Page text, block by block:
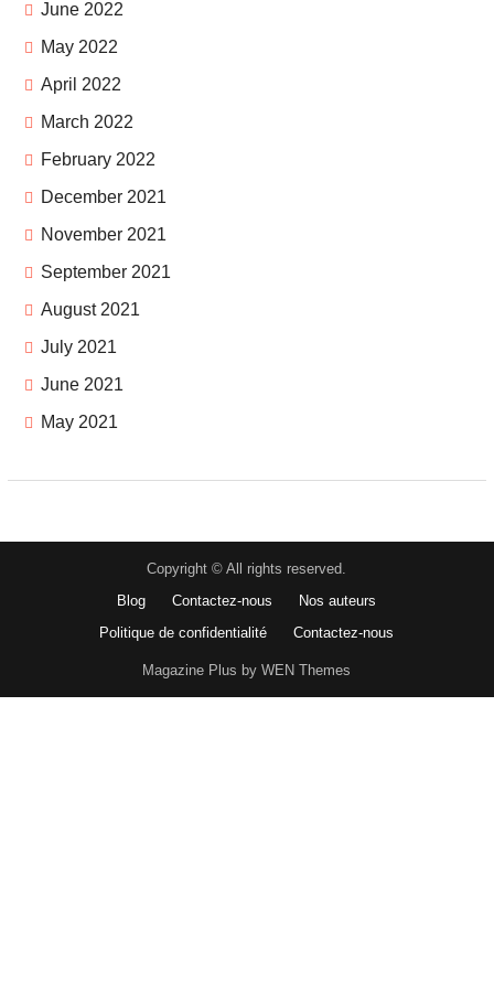
June 2022
May 2022
April 2022
March 2022
February 2022
December 2021
November 2021
September 2021
August 2021
July 2021
June 2021
May 2021
Copyright © All rights reserved.
Blog
Contactez-nous
Nos auteurs
Politique de confidentialité
Contactez-nous
Magazine Plus by WEN Themes